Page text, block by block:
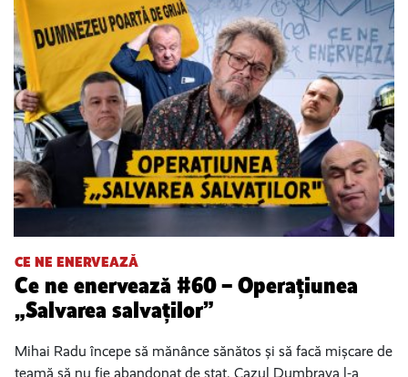
CE NE ENERVEAZĂ
Ce ne enervează #60 – Operațiunea
„Salvarea salvaților”
Mihai Radu începe să mănânce sănătos și să facă mișcare de
teamă să nu fie abandonat de stat. Cazul Dumbrava l-a